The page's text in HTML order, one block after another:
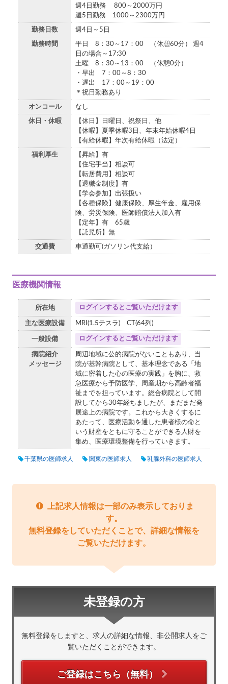
週4日勤務 800～2000万円
週5日勤務 1000～2300万円
勤務日数 週4日～5日
勤務時間
平日 8：30～17：00 （休憩60分） 週4
日の場合～17:30
土曜 8：30～13：00 （休憩0分）
・早出 7：00～8：30
・遅出 17：00～19：00
＊祝日勤務あり
オンコール なし
休日・休暇
【休日】日曜日、祝祭日、他
【休暇】夏季休暇3日、年末年始休暇4日
【有給休暇】年次有給休暇（法定）
福利厚生
【昇給】有
【住宅手当】相談可
【転居費用】相談可
【退職金制度】有
【学会参加】出張扱い
【各種保険】健康保険、厚生年金、雇用保
険、労災保険、医師賠償法人加入有
【定年】有 65歳
【託児所】無
交通費 車通勤可(ガソリン代支給）
医療機関情報
所在地 ログインするとご覧いただけます
主な医療設備 MRI(1.5テスラ) CT(64列)
一般設備 ログインするとご覧いただけます
病院紹介
メッセージ
周辺地域に公的病院がないこともあり、当
院が基幹病院として、基本理念である「地
域に密着した心の医療の実践」を胸に、救
急医療から予防医学、周産期から高齢者福
祉までを担っています。総合病院として開
設してから30年経ちましたが、まだまだ発
展途上の病院です。これから大きくするに
あたって、医療活動を通した患者様の命と
いう財産をともに守ることができる人財を
集め、医療環境整備を行っていきます。
千葉県の医師求人 関東の医師求人 乳腺外科の医師求人
上記求人情報は一部のみ表示しておりま
す。
無料登録をしていただくことで、詳細な情報を
ご覧いただけます。
未登録の方
無料登録をしますと、求人の詳細な情報、非公開求人をご
覧いただくことができます。
ご登録はこちら（無料）